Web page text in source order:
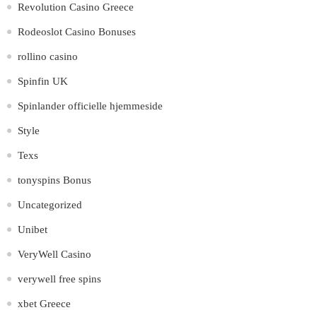
Revolution Casino Greece
Rodeoslot Casino Bonuses
rollino casino
Spinfin UK
Spinlander officielle hjemmeside
Style
Texs
tonyspins Bonus
Uncategorized
Unibet
VeryWell Casino
verywell free spins
xbet Greece